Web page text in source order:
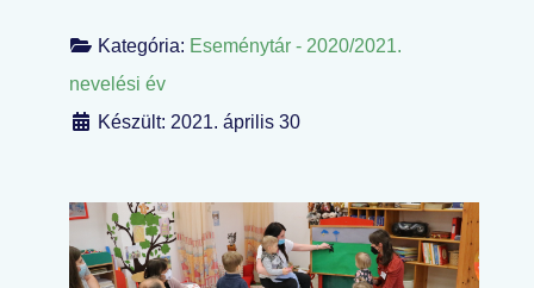
Kategória: Eseménytár - 2020/2021.
nevelési év
Készült: 2021. április 30